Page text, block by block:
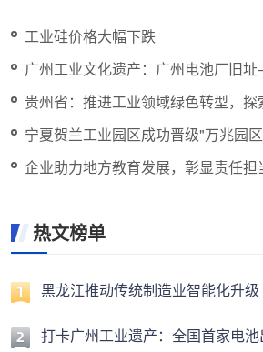
工业硅价格大幅下跌
广州工业文化遗产：广州电池厂旧
号，曾是全国电池出口第一家
贵州省：推进工业领域绿色转型，探
宁夏贺兰工业园区成功晋级"万兆园
企业助力地方教育发展，彰显责任担
热文榜单
黑龙江推动传统制造业智能化升级
打卡广州工业遗产：全国首家电